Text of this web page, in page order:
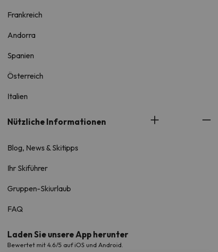
Frankreich
Andorra
Spanien
Österreich
Italien
Nützliche Informationen
Blog, News & Skitipps
Ihr Skiführer
Gruppen-Skiurlaub
FAQ
Laden Sie unsere App herunter
Bewertet mit 4.6/5 auf iOS und Android.